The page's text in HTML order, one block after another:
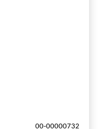
00-00000732